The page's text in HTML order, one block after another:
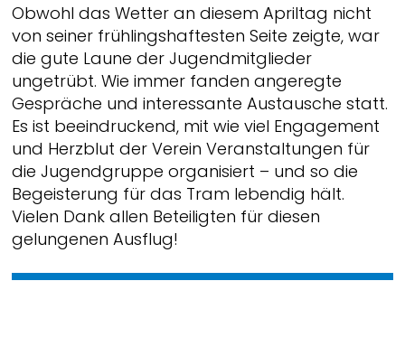
Obwohl das Wetter an diesem Apriltag nicht
von seiner frühlingshaftesten Seite zeigte, war
die gute Laune der Jugendmitglieder
ungetrübt. Wie immer fanden angeregte
Gespräche und interessante Austausche statt.
Es ist beeindruckend, mit wie viel Engagement
und Herzblut der Verein Veranstaltungen für
die Jugendgruppe organisiert – und so die
Begeisterung für das Tram lebendig hält.
Vielen Dank allen Beteiligten für diesen
gelungenen Ausflug!